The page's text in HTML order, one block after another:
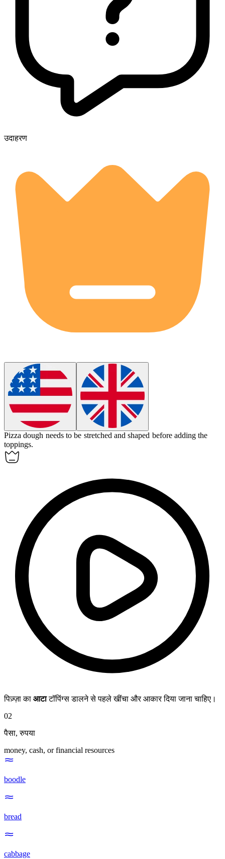
उदाहरण
Pizzadough needs to be stretched and shaped before adding the
toppings.
पिज़्ज़ा का आटाटॉपिंग्स डालने से पहले खींचा और आकार दिया जाना चाहिए।
02
पैसा,रुपया
money, cash, or financial resources
boodle
bread
cabbage